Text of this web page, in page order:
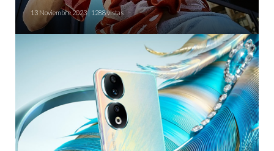
13 Noviembre 2023 | 1288 vistas